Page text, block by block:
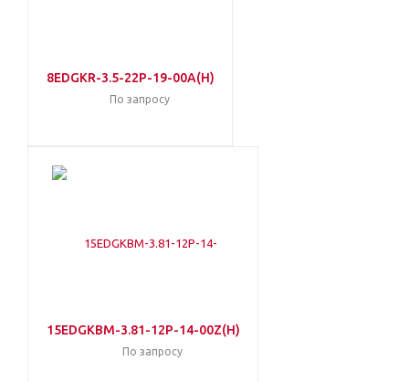
8EDGKR-3.5-22P-19-00A(H)
По запросу
15EDGKBM-3.81-12P-14-00Z(H)
По запросу